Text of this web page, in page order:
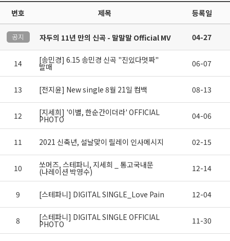
번호 제목 등록일
공지 자두의 11년 만의 신곡 - 말말말 Official MV 04-27
14 [송민경] 6.15 송민경 신곡 "진있다멋짜"
발매 06-07
13 [전지윤] New single 8월 21일 컴백 08-13
12 [지세희] '이별, 한순간이더라' OFFICIAL
PHOTO 04-06
11 2021 신축년, 설날맞이 릴레이 인사메시지 02-15
10 쏘머즈, 스테파니, 지세희 _ 통고국내문
(나레이션 박영수) 12-14
9 [스테파니] DIGITAL SINGLE_Love Pain 12-04
8 [스테파니] DIGITAL SINGLE OFFICIAL
PHOTO 11-30